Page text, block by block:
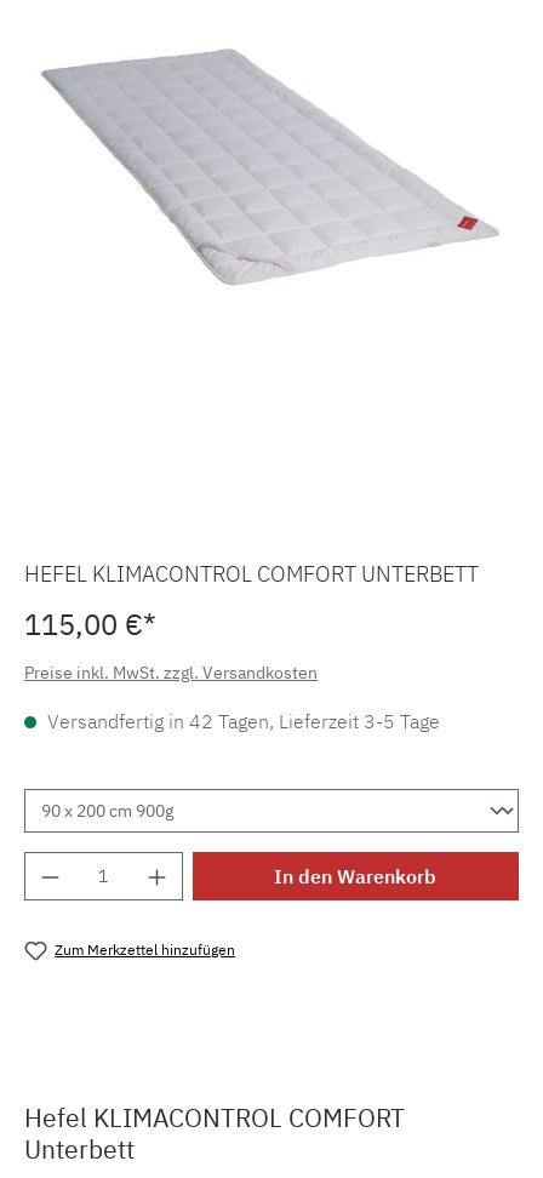
HEFEL KLIMACONTROL COMFORT UNTERBETT
115,00 €*
Preise inkl. MwSt. zzgl. Versandkosten
Versandfertig in 42 Tagen, Lieferzeit 3-5 Tage
Produkt Anzahl: Gib den gewünschten
In den Warenkorb
Zum Merkzettel hinzufügen
Hefel KLIMACONTROL COMFORT
Unterbett